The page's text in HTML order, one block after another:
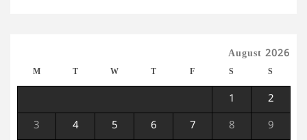
August 2026
M T W T F S S
1 2
3 4 5 6 7 8 9